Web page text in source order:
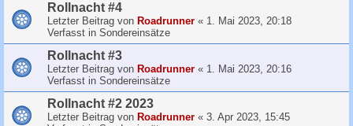
Rollnacht #4
Letzter Beitrag von Roadrunner « 1. Mai 2023, 20:18
Verfasst in Sondereinsätze
Rollnacht #3
Letzter Beitrag von Roadrunner « 1. Mai 2023, 20:16
Verfasst in Sondereinsätze
Rollnacht #2 2023
Letzter Beitrag von Roadrunner « 3. Apr 2023, 15:45